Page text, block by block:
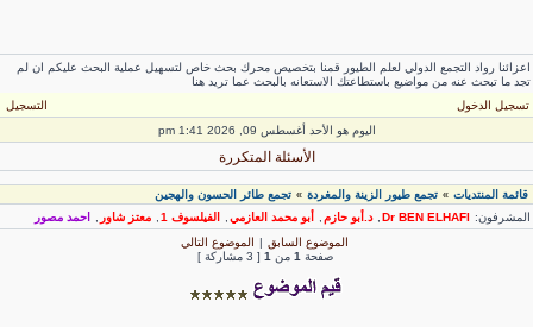
رواد التجمع الدولي لعلم الطيور قمنا بتخصيص محرك بحث خاص لتسهيل عملية البحث عليكم ان لم
ما تبحث عنه من مواضيع باستطاعتك الاستعانه بالبحث عما تريد هنا
تسجيل الدخول
التسجيل
اليوم هو الأحد أغسطس 09, 2026 1:41 pm
الأسئلة المتكررة
قائمة المنتديات» تجمع طيور الزينة والمغردة» تجمع طائر الحسون والهجين
Dr BEN ELHAFI
, د.أبو حازم, أبو محمد العازمي , الفيلسوف 1 , معتز شاور
احمد مصور
الموضوع السابق| الموضوع التالي
صفحة1 من [ 3 مشاركة ]